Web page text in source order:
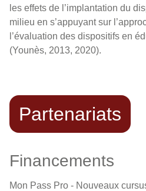
les effets de l’implantation du
milieu en s’appuyant sur
l’évaluation des dispositifs en
(Younès, 2013, 2020).
Partenariats
Financements
Mon Pass Pro - Nouveaux